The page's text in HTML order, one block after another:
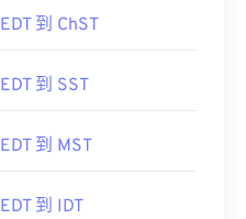
EDT 到 ChST
EDT 到 SST
EDT 到 MST
EDT 到 IDT